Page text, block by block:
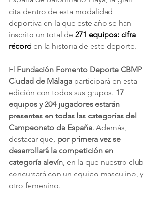
cita dentro de esta modalidad
deportiva en la que este año se han
inscrito un total de 271 equipos: cifra
récord en la historia de este deporte.
El Fundación Fomento Deporte CBMP
Ciudad de Málaga participará en esta
edición con todos sus grupos. 17
equipos y 204 jugadores estarán
presentes en todas las categorías del
Campeonato de España. Además,
destacar que, por primera vez se
desarrollará la competición en
categoría alevín, en la que nuestro club
concursará con un equipo masculino, y
otro femenino.